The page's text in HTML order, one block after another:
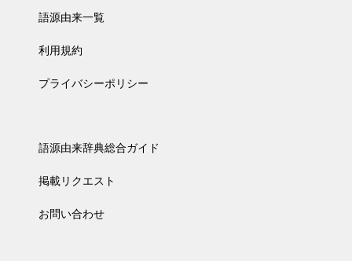
語源由来一覧
利用規約
プライバシーポリシー
語源由来辞典総合ガイド
掲載リクエスト
お問い合わせ